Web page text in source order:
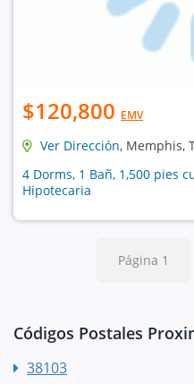
$120,800 EMV
Ver Dirección, Memphis,
4 Dorms, 1 Bañ, 1,500 pies
Hipotecaria
Página 1
Códigos Postales
38103